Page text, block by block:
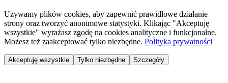
Używamy plików cookies, aby zapewnić prawidłowe działanie
strony oraz tworzyć anonimowe statystyki. Klikając "Akceptuję
wszystkie" wyrażasz zgodę na cookies analityczne i funkcjonalne.
Możesz też zaakceptować tylko niezbędne. Polityka prywatności
Akceptuję wszystkie Tylko niezbędne Szczegóły